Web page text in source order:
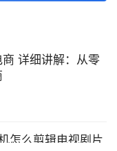
详细讲解：从零
怎么剪辑电视剧片